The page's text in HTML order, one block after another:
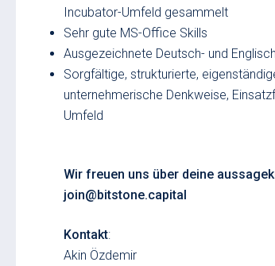
Incubator-Umfeld gesammelt
Sehr gute MS-Office Skills
Ausgezeichnete Deutsch- und
Sorgfältige, strukturierte,
unternehmerische Denkweise,
Umfeld
Wir freuen uns über deine
join@bitstone.capital
Kontakt:
Akin Özdemir